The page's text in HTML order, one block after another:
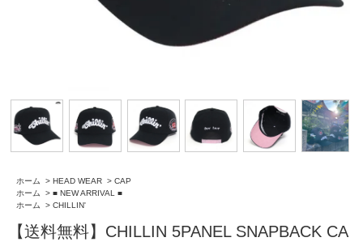
ホーム > HEAD WEAR > CAP
ホーム
> ■ NEW ARRIVAL ■
ホーム
> CHILLIN'
【送料無料】CHILLIN 5PANEL SNAPBACK CA